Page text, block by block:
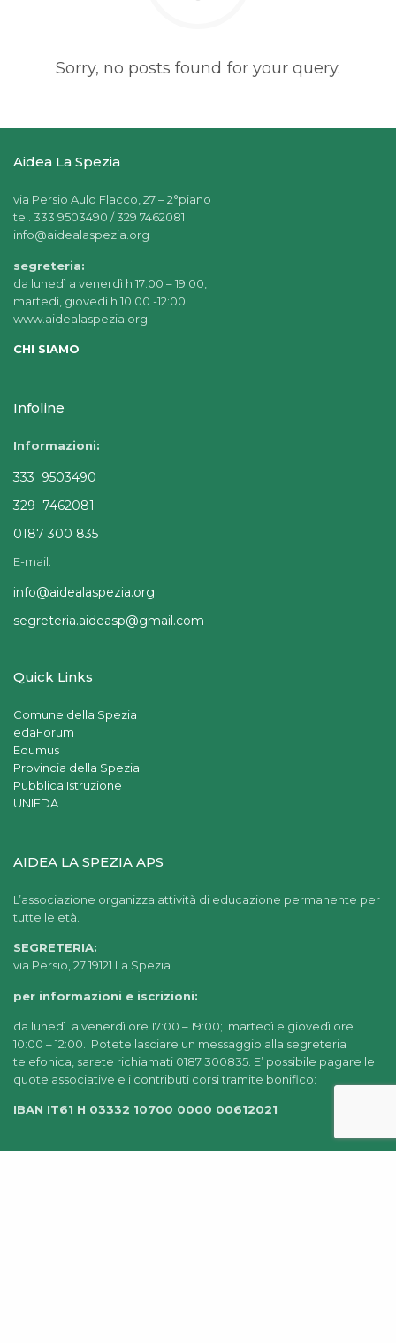
Sorry, no posts found for your query.
Aidea La Spezia
via Persio Aulo Flacco, 27 – 2°piano
tel. 333 9503490 / 329 7462081
info@aidealaspezia.org
segreteria:
da lunedì a venerdì h 17:00 – 19:00,
martedì, giovedì h 10:00 -12:00
www.aidealaspezia.org
CHI SIAMO
Infoline
Informazioni:
333 9503490
329 7462081
0187 300 835
E-mail:
info@aidealaspezia.org
segreteria.aideasp@gmail.com
Quick Links
Comune della Spezia
edaForum
Edumus
Provincia della Spezia
Pubblica Istruzione
UNIEDA
AIDEA LA SPEZIA APS
L’associazione organizza attività di educazione permanente per
tutte le età.
SEGRETERIA:
via Persio, 27 19121 La Spezia
per informazioni e iscrizioni:
da lunedì a venerdì ore 17:00 – 19:00; martedì e giovedì ore
10:00 – 12:00. Potete lasciare un messaggio alla segreteria
telefonica, sarete richiamati 0187 300835. E’ possibile pagare le
quote associative e i contributi corsi tramite bonifico:
IBAN IT61 H 03332 10700 0000 00612021